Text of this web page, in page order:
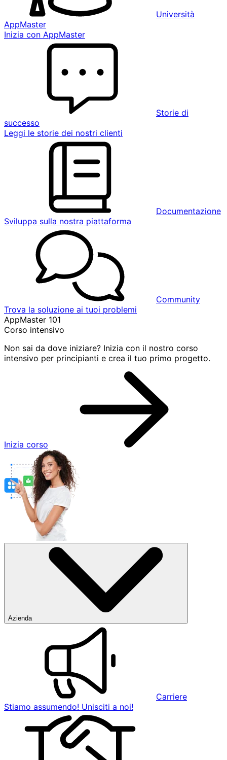
Università
AppMaster
Inizia con AppMaster
Storie di
successo
Leggi le storie dei nostri clienti
Documentazione
Sviluppa sulla nostra piattaforma
Community
Trova la soluzione ai tuoi problemi
AppMaster 101
Corso intensivo
Non sai da dove iniziare? Inizia con il nostro corso
intensivo per principianti e crea il tuo primo progetto.
Inizia corso
Azienda
Carriere
Stiamo assumendo! Unisciti a noi!